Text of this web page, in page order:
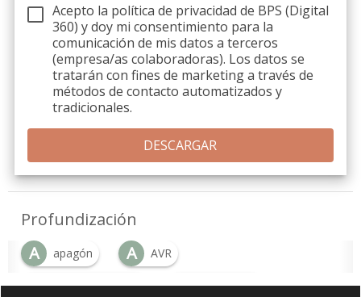
Acepto la política de privacidad de BPS (Digital
360) y doy mi consentimiento para la
comunicación de mis datos a terceros
(empresa/as colaboradoras). Los datos se
tratarán con fines de marketing a través de
métodos de contacto automatizados y
tradicionales.
Profundización
A
apagón A AVR
C centros de datos C conversión